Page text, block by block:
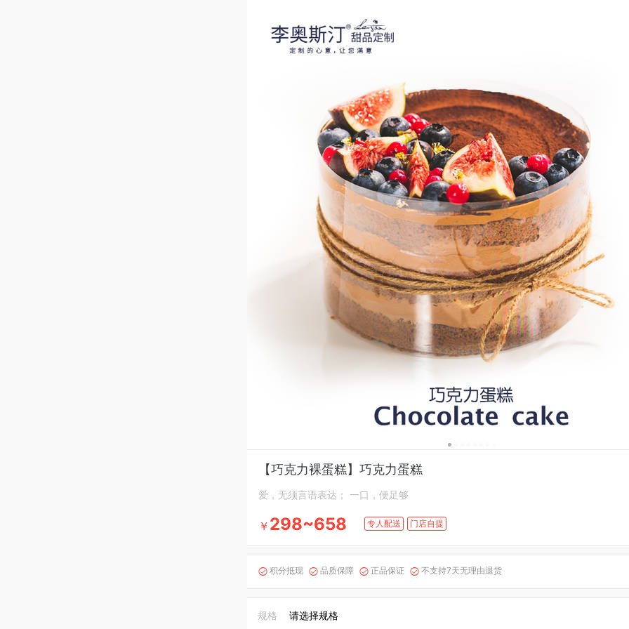
【巧克力裸蛋糕】巧克力蛋糕
爱，无须言语表达； 一口，便足够
￥ 298~658 专人配送 门店自提
 积分抵现  品质保障  正品保证  不支持7天无理由退货
规格 请选择规格